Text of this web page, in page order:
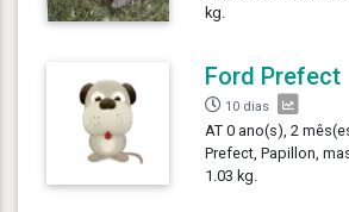
kg.
Ford Prefect
10 dias
AT 0 ano(s), 2
Prefect, Papillon,
1.03 kg.